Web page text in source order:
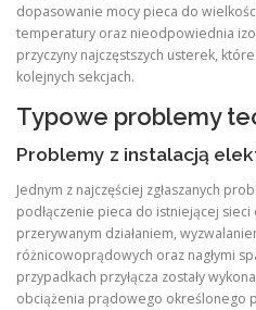
dopasowanie mocy pieca do
temperatury oraz nieodpowiednia
przyczyny najczęstszych usterek,
kolejnych sekcjach.
Typowe problemy
Problemy z instalacją
Jednym z najczęściej zgłaszanych
podłączenie pieca do istniejącej
przerywanym działaniem,
różnicowoprądowych oraz nagłymi
przypadkach przyłącza zostały
obciążenia prądowego określonego